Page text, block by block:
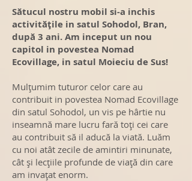
Sătucul nostru mobil si-a inchis
activităţile in satul Sohodol, Bran,
după 3 ani. Am inceput un nou
capitol in povestea Nomad
Ecovillage, in satul Moieciu de Sus!
Mulţumim tuturor celor care au
contribuit in povestea Nomad Ecovillage
din satul Sohodol, un vis pe hârtie nu
inseamnă mare lucru fară toţi cei care
au contribuit să il aducă la viată. Luăm
cu noi atât zecile de amintiri minunate,
cât și lecţiile profunde de viaţă din care
am invaţat enorm.